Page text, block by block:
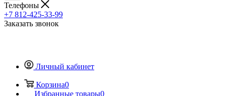
Телефоны
+7 812-425-33-99
Заказать звонок
Личный кабинет
Корзина0
Избранные товары0